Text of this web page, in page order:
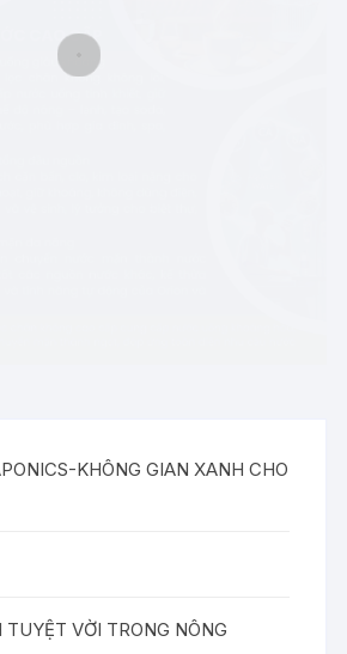
KHÔNG GIAN XANH CHO
VỜI TRONG NÔNG